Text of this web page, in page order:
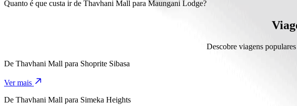
Levas cerca de 10 min a ir de Thavhani Mall para Maungani Lodge de Women Only.
Quanto é que custa ir de Thavhani Mall para Maungani Lodge?
Descobre viagens
De Thavhani Mall para Shoprite Sibasa
Ver mais
De Thavhani Mall para Simeka Heights